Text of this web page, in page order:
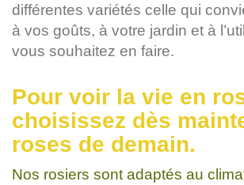
différentes variétés celle qui
à vos goûts, à votre jardin et à
vous souhaitez en faire.
Pour voir la vie en
choisissez dès
roses de demain.
Nos rosiers sont adaptés au